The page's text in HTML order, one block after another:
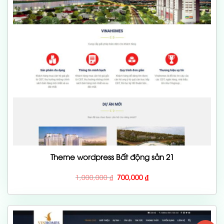
Theme wordpress Bất động sản 21
1,000,000₫ Giá
gốc
1,000,000 ₫.
700,000₫Giá
hiện
là: